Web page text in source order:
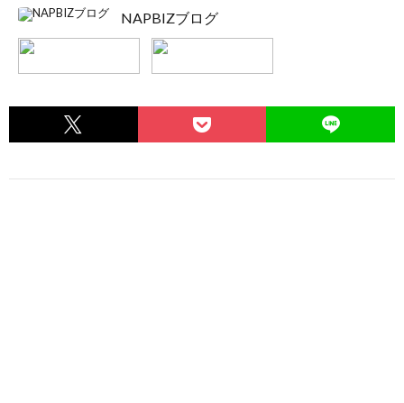
NAPBIZブログ